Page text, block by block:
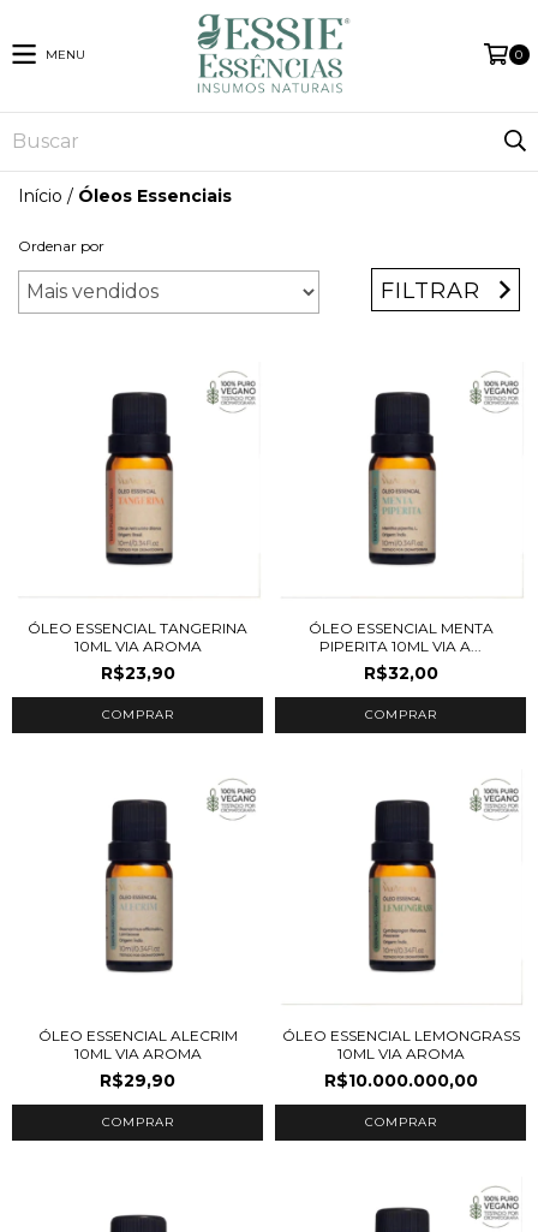
MENU 0
Início / Óleos Essenciais
Ordenar por
FILTRAR
ÓLEO ESSENCIAL TANGERINA
10ML VIA AROMA
R$23,90
ÓLEO ESSENCIAL MENTA
PIPERITA 10ML VIA A...
R$32,00
ÓLEO ESSENCIAL ALECRIM
10ML VIA AROMA
R$29,90
ÓLEO ESSENCIAL LEMONGRASS
10ML VIA AROMA
R$10.000.000,00